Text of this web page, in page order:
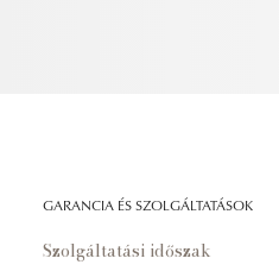
GARANCIA ÉS SZOLGÁLTATÁSOK
Szolgáltatási időszak